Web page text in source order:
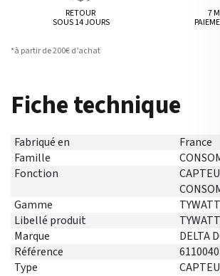
RETOUR
SOUS 14 JOURS
7
*à partir de 200€ d’achat
Fiche technique
Fabriqué en
France
Famille
Fonction
Gamme
TYWATT
Libellé produit
Marque
DELTA
Référence
6110040
Type